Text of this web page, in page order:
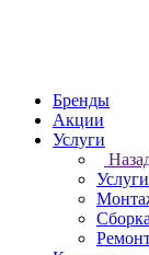
Бренды
Акции
Услуги
Услуги